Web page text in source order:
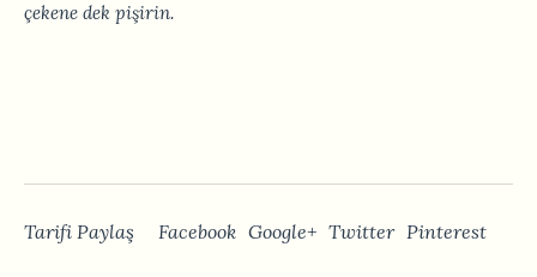
çekene dek pişirin.
Tarifi Paylaş Facebook Google+ Twitter Pinterest